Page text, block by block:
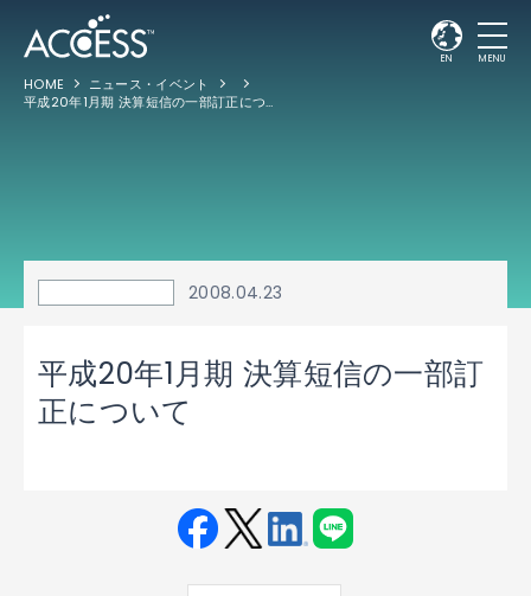
EN MENU
HOME
ニュース・イベント
平成20年1月期 決算短信の一部訂正について
2008.04.23
平成20年1月期 決算短信の一部訂
正について